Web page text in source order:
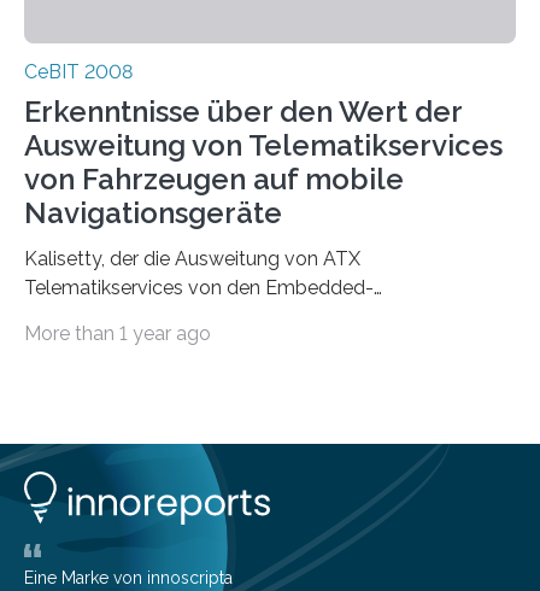
CeBIT 2008
Erkenntnisse über den Wert der
Ausweitung von Telematikservices
von Fahrzeugen auf mobile
Navigationsgeräte
Kalisetty, der die Ausweitung von ATX
Telematikservices von den Embedded-
Kommunikationsgeräte leitet, wird genau…
More than 1 year ago
Eine Marke von innoscripta